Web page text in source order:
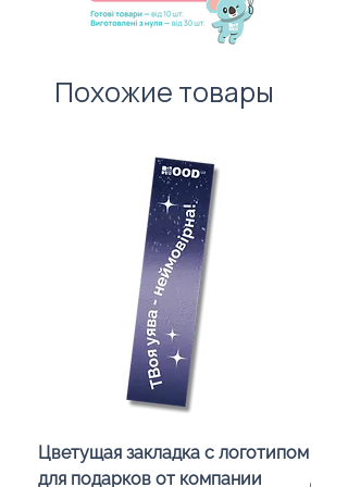
Похожие товары
Цветущая закладка с логотипом
для подарков от компании
для